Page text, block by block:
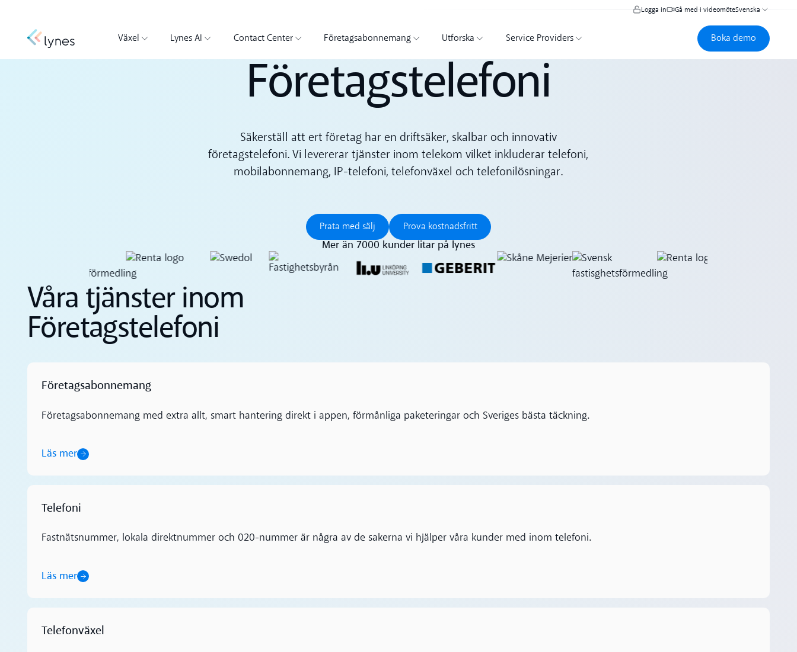
Logga in Gå med i videomöteSvenska
Växel Lynes AI Contact Center Företagsabonnemang Utforska Service Providers
Boka demo
Boka demo
Företagstelefoni
Säkerställ att ert företag har en driftsäker, skalbar och innovativ
företagstelefoni. Vi levererar tjänster inom telekom vilket inkluderar telefoni,
mobilabonnemang, IP-telefoni, telefonväxel och telefonilösningar.
Prata med sälj
Prata med sälj
Prova kostnadsfritt
Prova kostnadsfritt
Mer än 7000 kunder litar på lynes
Våra tjänster inom
Företagstelefoni
Företagsabonnemang
Företagsabonnemang med extra allt, smart hantering direkt i appen, förmånliga paketeringar och Sveriges bästa täckning.
Läs mer
Läs mer
Telefoni
Fastnätsnummer, lokala direktnummer och 020-nummer är några av de sakerna vi hjälper våra kunder med inom telefoni.
Läs mer
Läs mer
Telefonväxel
Läs mer